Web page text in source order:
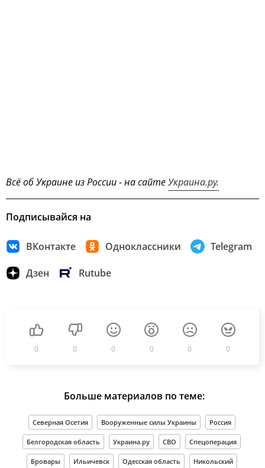
Всё об Украине из России - на сайтеУкраина.ру.
Подписывайся на
ВКонтакте Одноклассники Telegram
Дзен Rutube
0 0 0 0 0 0
Больше материалов по теме:
Северная Осетия Вооруженные силы Украины Россия
Белгородская область Украина.ру СВО Спецоперация
Бровары Ильичевск Одесская область Никольский